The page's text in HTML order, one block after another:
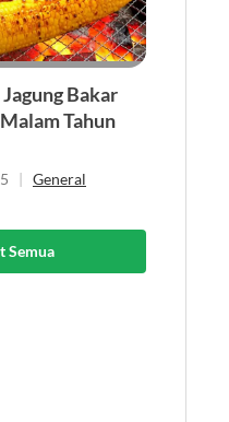
Bakar
Tahun
| General
Semua